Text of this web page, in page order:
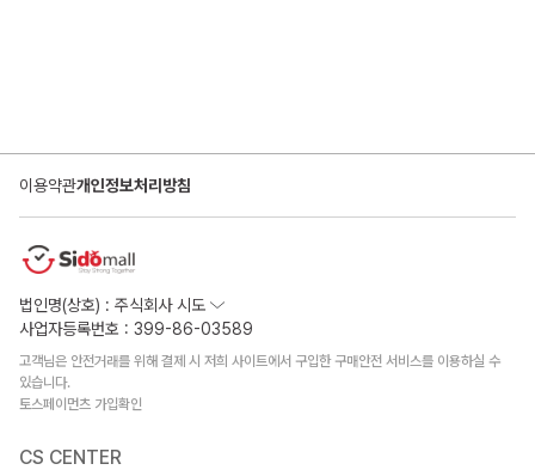
이용약관개인정보처리방침
법인명(상호) : 주식회사 시도
사업자등록번호 : 399-86-03589
고객님은 안전거래를 위해 결제 시 저희 사이트에서 구입한 구매안전 서비스를 이용하실 수
있습니다.
토스페이먼츠 가입확인
CS CENTER